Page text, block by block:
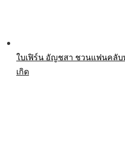
ใบเฟิร์น อัญชสา ชวนแฟนคลั
เกิด